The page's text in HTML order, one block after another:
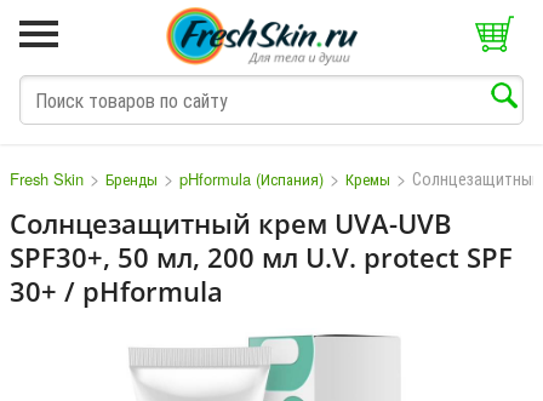
Fresh Skin > Бренды > pHformula (Испания) > Кремы >
Солнцезащитный крем UVA-UVB
SPF30+, 50 мл, 200 мл U.V. protect SPF
30+ / pHformula
M N O P Q